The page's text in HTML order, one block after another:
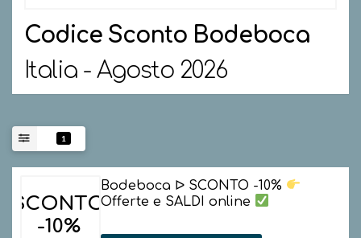
Codice Sconto Bodeboca
Italia - Agosto 2026
1
SCONTO
-10%
Bodeboca ᐅ SCONTO -10%
Offerte e SALDI online